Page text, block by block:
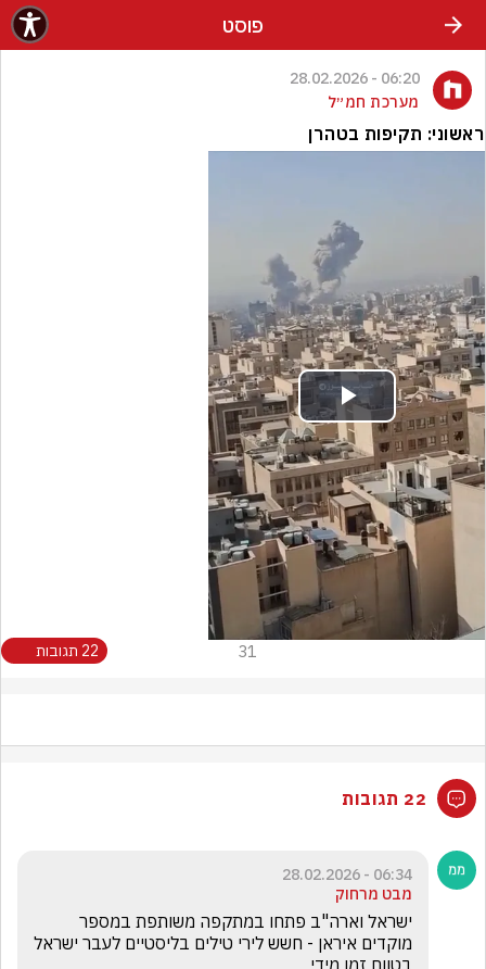
פוסט
06:20 - 28.02.2026
מערכת חמ״ל
ראשוני: תקיפות בטהרן
Play
Video
31 22 תגובות
22 תגובות
06:34 - 28.02.2026
מבט מרחוק